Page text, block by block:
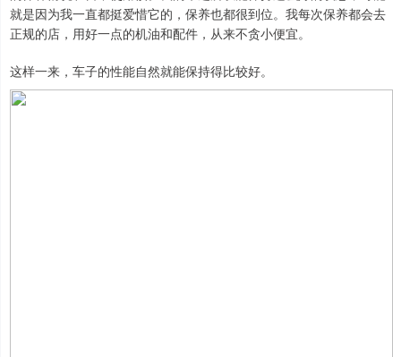
就是因为我一直都挺爱惜它的，保养也都很到位。我每次保养都会去
正规的店，用好一点的机油和配件，从来不贪小便宜。
这样一来，车子的性能自然就能保持得比较好。